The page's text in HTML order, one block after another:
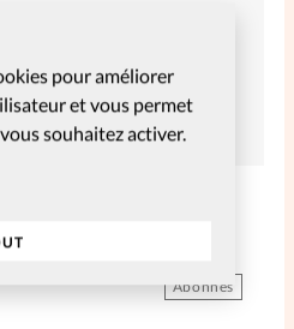
pour améliorer
et vous permet
souhaitez activer.
Abonnés